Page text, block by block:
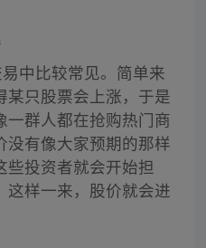
中比较常见。简单来
某只股票会上涨，于是
一群人都在抢购热门商
没有像大家预期的那样
些投资者就会开始担
这样一来，股价就会进